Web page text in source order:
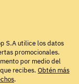
S.A utilice los datos
promocionales.
por medio del
recibes. Obtén más
.